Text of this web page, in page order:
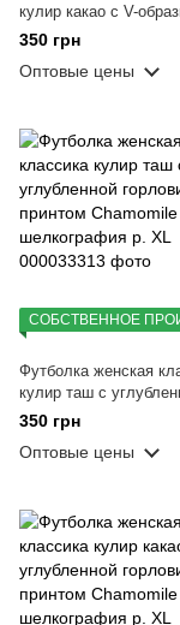
кулир какао с V-
горловиной с принтом
do шелкография р. XL
350 грн
Оптовые цены
Футболка женская
кулир таш с
горловиной с принтом
Chamomile
350 грн
Оптовые цены